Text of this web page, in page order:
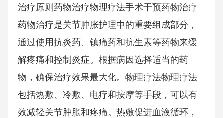
治疗原则药物治疗物理疗法手术干预药物治疗
药物治疗是关节肿胀护理中的重要组成部分，
通过使用抗炎药、镇痛药和抗生素等药物来缓
解疼痛和控制炎症。根据病因选择适当的药
物，确保治疗效果最大化。物理疗法物理疗法
包括热敷、冷敷、电疗和按摩等手段，可以有
效减轻关节肿胀和疼痛。热敷促进血液循环，